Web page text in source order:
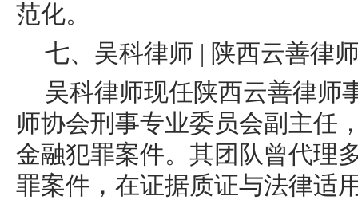
范化。
七、吴科律师 | 陕西云善律
吴科律师现任陕西云善律师
师协会刑事专业委员会副主任
金融犯罪案件。其团队曾代理
罪案件，在证据质证与法律适